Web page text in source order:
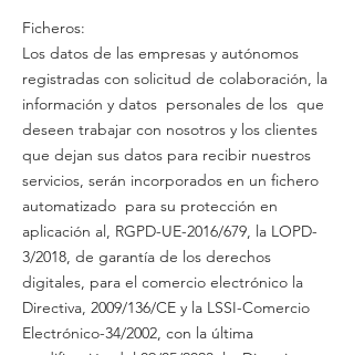
Ficheros:
Los datos de las empresas y autónomos
registradas con solicitud de colaboración, la
información y datos personales de los que
deseen trabajar con nosotros y los clientes
que dejan sus datos para recibir nuestros
servicios, serán incorporados en un fichero
automatizado para su protección en
aplicación al, RGPD-UE-2016/679, la LOPD-
3/2018, de garantía de los derechos
digitales, para el comercio electrónico la
Directiva, 2009/136/CE y la LSSI-Comercio
Electrónico-34/2002, con la última